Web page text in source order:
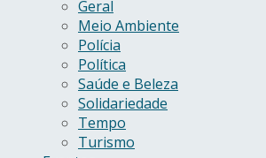
Geral
Meio Ambiente
Polícia
Política
Saúde e Beleza
Solidariedade
Tempo
Turismo